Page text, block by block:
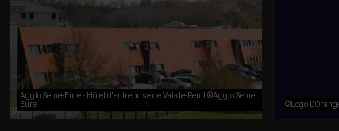
Agglo Seine-Eure - Hôtel d'entreprise de Val-de-Reuil ©Agglo Seine
Eure
©Logo